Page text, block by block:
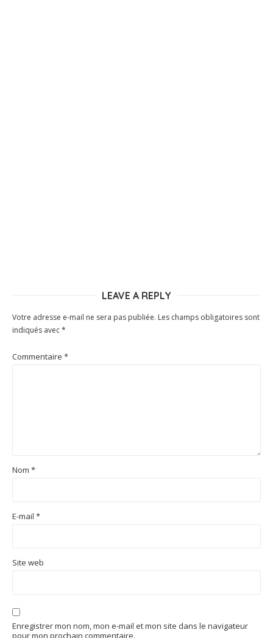
LEAVE A REPLY
Votre adresse e-mail ne sera pas publiée. Les champs obligatoires sont
indiqués avec*
Commentaire *
Nom *
E-mail *
Site web
Enregistrer mon nom, mon e-mail et mon site dans le navigateur
pour mon prochain commentaire.